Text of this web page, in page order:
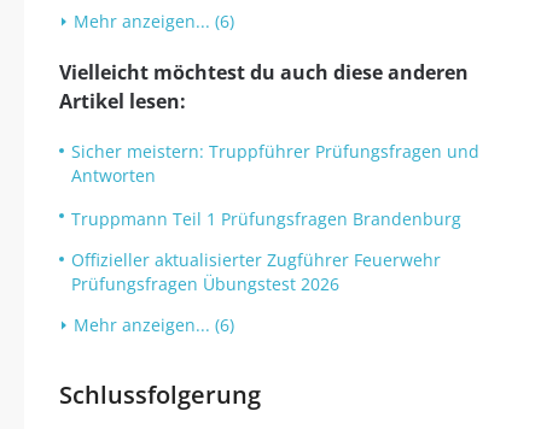
Mehr anzeigen... (6)
Vielleicht möchtest du auch diese anderen
Artikel lesen:
Sicher meistern: Truppführer Prüfungsfragen und
Antworten
Truppmann Teil 1 Prüfungsfragen Brandenburg
Offizieller aktualisierter Zugführer Feuerwehr
Prüfungsfragen Übungstest 2026
Mehr anzeigen... (6)
Schlussfolgerung